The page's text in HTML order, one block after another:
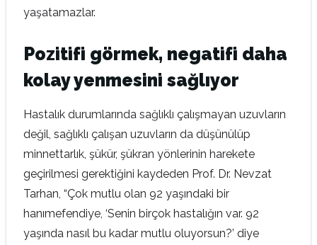
yaşatamazlar.
Pozitifi görmek, negatifi daha
kolay yenmesini sağlıyor
Hastalık durumlarında sağlıklı çalışmayan uzuvların
değil, sağlıklı çalışan uzuvların da düşünülüp
minnettarlık, şükür, şükran yönlerinin harekete
geçirilmesi gerektiğini kaydeden Prof. Dr. Nevzat
Tarhan, “Çok mutlu olan 92 yaşındaki bir
hanımefendiye, ‘Senin birçok hastalığın var. 92
yaşında nasıl bu kadar mutlu oluyorsun?’ diye